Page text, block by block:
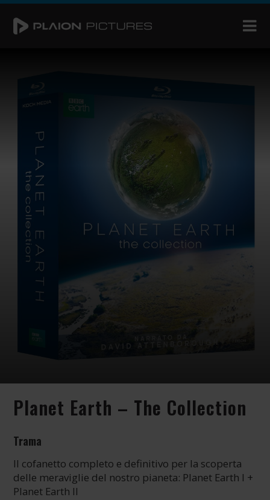
Planet Earth – The Collection
Trama
Il cofanetto completo e definitivo per la scoperta
delle meraviglie del nostro pianeta: Planet Earth I +
Planet Earth II